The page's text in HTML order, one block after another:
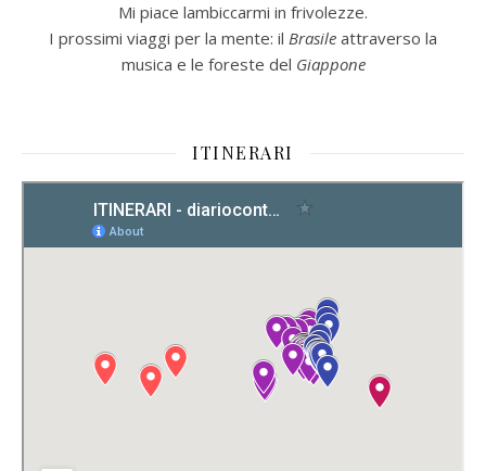
Mi piace lambiccarmi in frivolezze.
I prossimi viaggi per la mente: il Brasile attraverso la
musica e le foreste del Giappone
ITINERARI